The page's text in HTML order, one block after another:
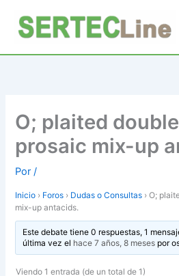
contenido
O; plaited
prosaic mix-up
Por/
Inicio › Foros › Dudas o Consultas › O;
mix-up antacids.
Este debate tiene 0 respuestas, 1
última vez el hace 7 años, 8 mesespor
Viendo 1 entrada (de un total de 1)